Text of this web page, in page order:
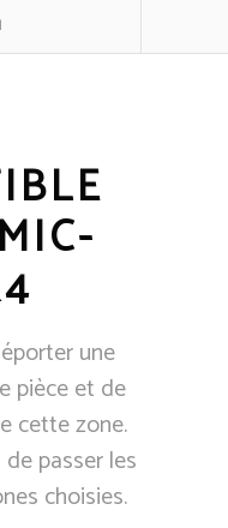
une
pièce et de
cette zone.
passer les
choisies.